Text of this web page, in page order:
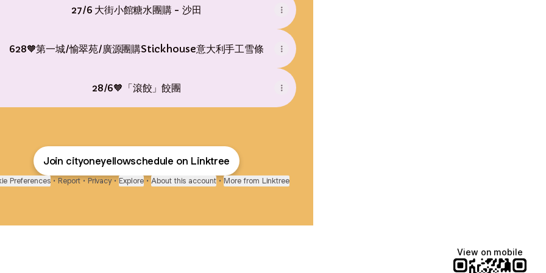
27/6 大街小館糖水團購 - 沙田
628🧡第一城/愉翠苑/廣源團購Stickhouse意大利手工雪條
28/6🧡「滾餃」餃團
Join cityoneyellowschedule on Linktree
Preferences • Report • Privacy • Explore • About this account • More from Linktree
View on mobile